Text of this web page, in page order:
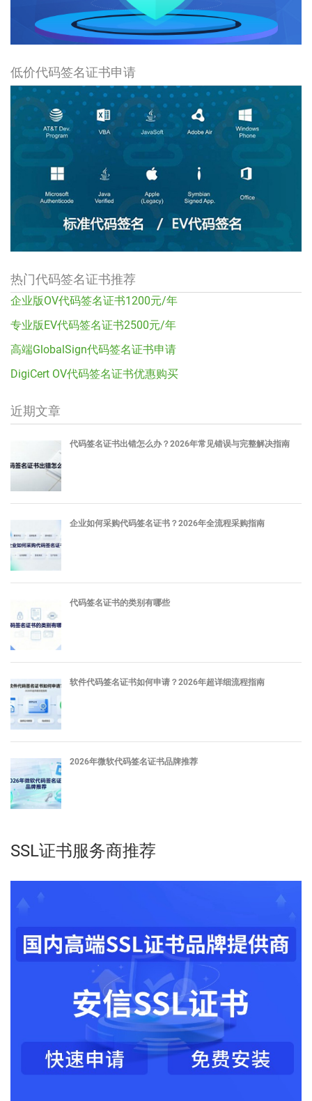
低价代码签名证书申请
热门代码签名证书推荐
企业版OV代码签名证书1200元/年
专业版EV代码签名证书2500元/年
高端GlobalSign代码签名证书申请
DigiCert OV代码签名证书优惠购买
近期文章
代码签名证书出错怎么办？2026年常见错误与完整解决指南
企业如何采购代码签名证书？2026年全流程采购指南
代码签名证书的类别有哪些
软件代码签名证书如何申请？2026年超详细流程指南
2026年微软代码签名证书品牌推荐
SSL证书服务商推荐